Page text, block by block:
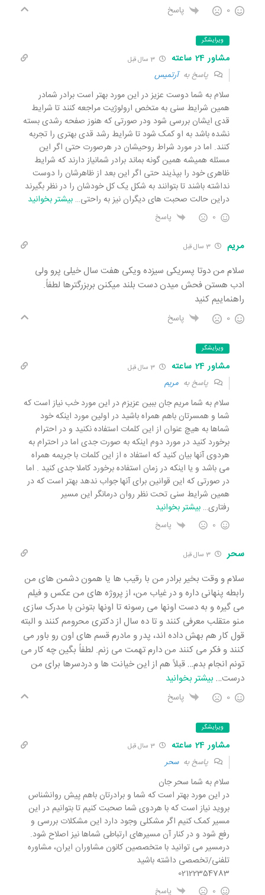
0 پاسخ
ویرایشگر
مشاور 24 ساعته 3 سال قبل
پاسخ بهآرتمیس
سلام به شما دوست عزیز در این مورد بهتر است برادر شمادر
همین شرایط سنی به متخص ارولوژیت مراجعه کنند تا شرایط
قدی ایشان بررسی شود ودر صورتی که هنوز صفحه رشدی بسته
نشده باشد به او کمک شود تا شرایط رشد قدی بهتری را تجربه
کنند. اما در مورد شراط روحیشان در هرصورت حتی اگر این
مسئله همیشه همین گونه بماند برادر شمانیاز دارند که شرایط
ظاهری خود را بپذیند حتی اگر این بعد از ظاهرشان را دوست
نداشته باشند تا بتوانند به شکل یک کل خودشان را در نظر بگیرند
دراین حالت صحبت های دیگران نیز به راحتی… بیشتر بخوانید
0 پاسخ
مریم 3 سال قبل
سلام من دوتا پسریکی سیزده ویکی هفت سال خیلی پرو ولی
ادب هستن فحش میدن دست بلند میکنن بربزرگترها لطفاً.
راهنماییم کنید
0 پاسخ
ویرایشگر
مشاور 24 ساعته 3 سال قبل
پاسخ به مریم
سلام به شما مریم جان ببین عزیزم در این مورد خب نیاز است که
شما و همسرتان باهم همراه باشید در اولین مورد اینکه خود
شماها به هیچ عنوان از این کلمات استفاده نکنید و در احترام
برخورد کنید در مورد دوم اینکه به صورت جدی اما در احترام به
هردوی آنها بیان کنید که استفاد ه از این کلمات با جریمه همراه
می باشد و یا اینکه در زمان استفاده برخورد کاملا جدی کنید . اما
در صورتی که این قوانین برای آنها جواب ندهد بهتر است که در
همین شرایط سنی تحت نظر روان درمانگر این مسیر
رفتاری… بیشتر بخوانید
0 پاسخ
سحر
سلام و وقت بخیر برادر من با رقیب ها یا همون دشمن های من
رابطه پنهانی داره و در غیاب من، از پروژه های من عکس و فیلم
می گیره و به دست اونها می رسونه تا اونها بتونن با مدرک سازی
منو متقلب معرفی کنند و تا ده سال از دکتری محرومم کنند و البته
قول کار هم بهش داده اند، پدر و مادرم قسم های اون رو باور می
کنند و فکر می کنند من دارم تهمت می زنم. لطفاً بگین چه کار می
تونم انجام بدم… قبلاً هم از این خیانت ها و دردسرها برای من
درست… بیشتر بخوانید
0 پاسخ
ویرایشگر
مشاور 24 ساعته 3 سال قبل
پاسخ بهسحر
سلام به شما سحر جان
در این مورد بهتر است که شما و برادرتان باهم پیش روانشناس
بروید نیاز است که با هردوی شما صحبت کنیم تا بتوانیم در این
مسیر کمک کنیم اگر مشکلی وجود دارد این مشکلات بررسی و
رفع شود و در کنار آن مسیرهای ارتباطی شماها نیز اصلاح شود.
درمسیر می توانید با متخصصین کانون مشاوران ایران، مشاوره
تلفنی/تخصصی داشته باشید
02122354783
0 پاسخ